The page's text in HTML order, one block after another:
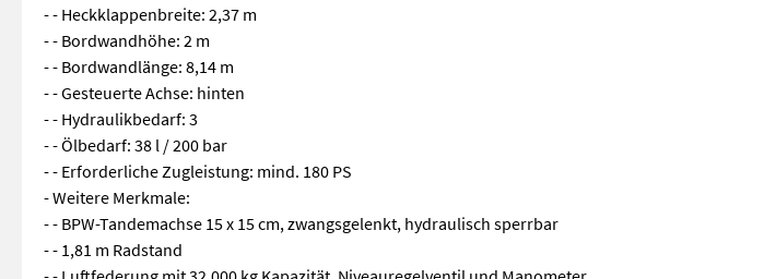
- - Heckklappenbreite: 2,37 m
- - Bordwandhöhe: 2 m
- - Bordwandlänge: 8,14 m
- - Gesteuerte Achse: hinten
- - Hydraulikbedarf: 3
- - Ölbedarf: 38 l / 200 bar
- - Erforderliche Zugleistung: mind. 180 PS
- Weitere Merkmale:
- - BPW-Tandemachse 15 x 15 cm, zwangsgelenkt, hydraulisch sperrbar
- - 1,81 m Radstand